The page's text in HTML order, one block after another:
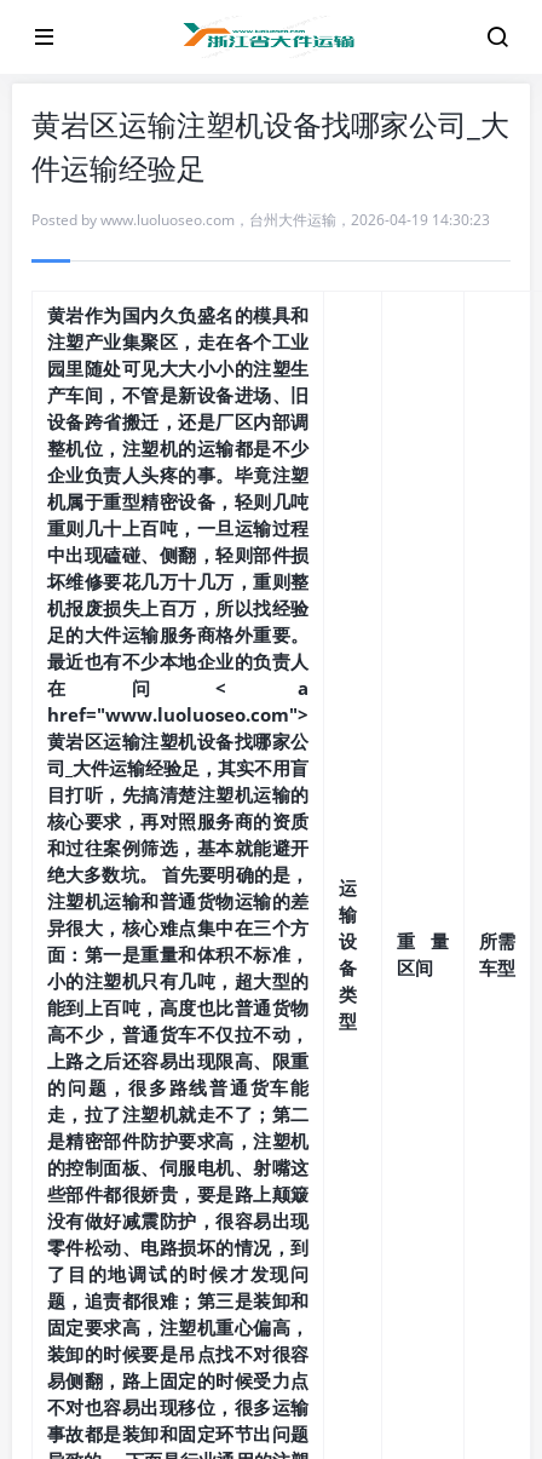
黄岩区运输注塑机设备找哪家公司_大
件运输经验足
Posted bywww.luoluoseo.com ， 台州大件运输 ， 2026-04-19 14:30:23
黄岩作为国内久负盛名的模具和
注塑产业集聚区，走在各个工业
园里随处可见大大小小的注塑生
产车间，不管是新设备进场、旧
设备跨省搬迁，还是厂区内部调
整机位，注塑机的运输都是不少
企业负责人头疼的事。毕竟注塑
机属于重型精密设备，轻则几吨
重则几十上百吨，一旦运输过程
中出现磕碰、侧翻，轻则部件损
坏维修要花几万十几万，重则整
机报废损失上百万，所以找经验
足的大件运输服务商格外重要。
最近也有不少本地企业的负责人
在问< a
href="www.luoluoseo.com">
黄岩区运输注塑机设备找哪家公
司_大件运输经验足，其实不用盲
目打听，先搞清楚注塑机运输的
核心要求，再对照服务商的资质
和过往案例筛选，基本就能避开
绝大多数坑。 首先要明确的是，
注塑机运输和普通货物运输的差
异很大，核心难点集中在三个方
面：第一是重量和体积不标准，
小的注塑机只有几吨，超大型的
能到上百吨，高度也比普通货物
高不少，普通货车不仅拉不动，
上路之后还容易出现限高、限重
的问题，很多路线普通货车能
走，拉了注塑机就走不了；第二
是精密部件防护要求高，注塑机
的控制面板、伺服电机、射嘴这
些部件都很娇贵，要是路上颠簸
没有做好减震防护，很容易出现
零件松动、电路损坏的情况，到
了目的地调试的时候才发现问
题，追责都很难；第三是装卸和
固定要求高，注塑机重心偏高，
装卸的时候要是吊点找不对很容
易侧翻，路上固定的时候受力点
不对也容易出现移位，很多运输
事故都是装卸和固定环节出问题
运
输
设
备
类
型
重量
区间
所需
车型